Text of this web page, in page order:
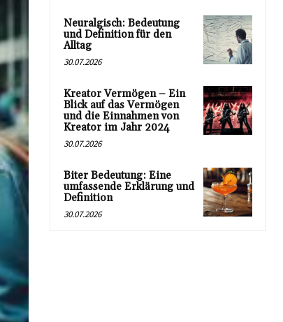
Neuralgisch: Bedeutung
und Definition für den
Alltag
30.07.2026
Kreator Vermögen – Ein
Blick auf das Vermögen
und die Einnahmen von
Kreator im Jahr 2024
30.07.2026
Biter Bedeutung: Eine
umfassende Erklärung und
Definition
30.07.2026